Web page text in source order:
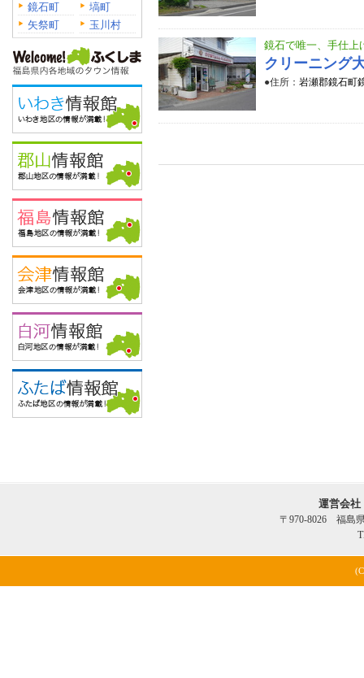
鏡石町
塙町
矢祭町
玉川村
鏡石で唯一、手仕上
クリーニング
●住所： 岩瀬郡鏡石町
運営会
〒970-8026 福島